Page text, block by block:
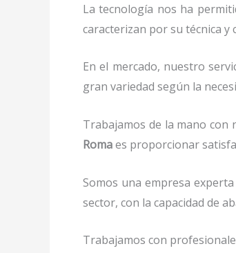
La tecnología nos ha
caracterizan por su técnica
En el mercado, nuestro
gran variedad según la
Trabajamos de la mano
Romaes proporcionar
Somos una empresa
sector, con la capacidad de
Trabajamos con